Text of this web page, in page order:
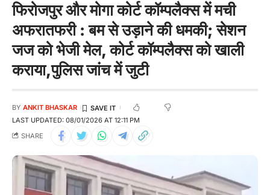
फिरोजपुर और मोगा कोर्ट कॉम्पलैक्स में मची
अफरातफरी : बम से उड़ाने की धमकी; सेशन
जज को भेजी मेल, कोर्ट कॉम्पलैक्स को खाली
कराया,पुलिस जांच में जुटी
LAST UPDATED: 08/01/2026 AT 12:11 PM
BY ANKIT BHASKAR
SHARE